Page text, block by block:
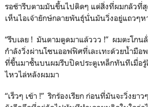
รอช้ารีบตามมันขึ้นไปติดๆ แต่สิ่งที่ผมกลัวที่
เห็นไอเจ้ายักษ์กลายพันธุ์นั่นมันวิ่งอยู่แถวๆห
“รีบเลย ! มันตามตูดมาแล้ววว !” ผมตะโกน
กำลังวิ่งผ่านโซนออฟฟิศที่เละเทะด้วยน้ำมือ
ที่ขึ้นมาชั้นบนผมรีบปิดประตูเหล็กทันทีเมื่อ
ไหวไล่หลังผมมา
“เร็วๆ เข้า !” ริกร้องเรียก ก่อนที่มันจะวิ่งยา